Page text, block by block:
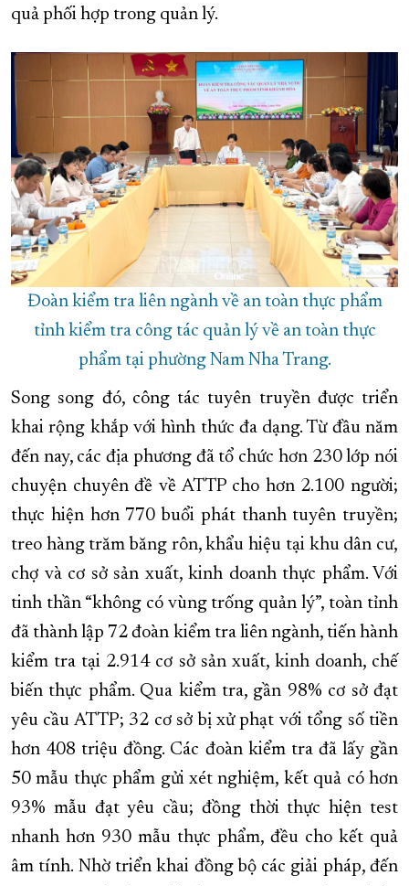
quả phối hợp trong quản lý.
Đoàn kiểm tra liên ngành về an toàn thực phẩm
tỉnh kiểm tra công tác quản lý về an toàn thực
phẩm tại phường Nam Nha Trang.
Song song đó, công tác tuyên truyền được triển
khai rộng khắp với hình thức đa dạng. Từ đầu năm
đến nay, các địa phương đã tổ chức hơn 230 lớp nói
chuyện chuyên đề về ATTP cho hơn 2.100 người;
thực hiện hơn 770 buổi phát thanh tuyên truyền;
treo hàng trăm băng rôn, khẩu hiệu tại khu dân cư,
chợ và cơ sở sản xuất, kinh doanh thực phẩm. Với
tinh thần “không có vùng trống quản lý”, toàn tỉnh
đã thành lập 72 đoàn kiểm tra liên ngành, tiến hành
kiểm tra tại 2.914 cơ sở sản xuất, kinh doanh, chế
biến thực phẩm. Qua kiểm tra, gần 98% cơ sở đạt
yêu cầu ATTP; 32 cơ sở bị xử phạt với tổng số tiền
hơn 408 triệu đồng. Các đoàn kiểm tra đã lấy gần
50 mẫu thực phẩm gửi xét nghiệm, kết quả có hơn
93% mẫu đạt yêu cầu; đồng thời thực hiện test
nhanh hơn 930 mẫu thực phẩm, đều cho kết quả
âm tính. Nhờ triển khai đồng bộ các giải pháp, đến